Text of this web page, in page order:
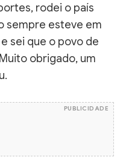
rodei o país
sempre esteve em
sei que o povo de
obrigado, um
PUBLICIDADE